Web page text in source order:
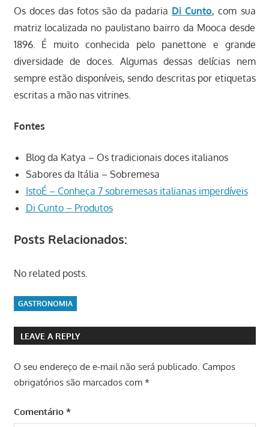
Os doces das fotos são da padaria Di Cunto, com sua
matriz localizada no paulistano bairro da Mooca desde
1896. É muito conhecida pelo panettone e grande
diversidade de doces. Algumas dessas delícias nem
sempre estão disponíveis, sendo descritas por etiquetas
escritas a mão nas vitrines.
Fontes
Blog da Katya – Os tradicionais doces italianos
Sabores da Itália – Sobremesa
IstoÉ – Conheça 7 sobremesas italianas imperdíveis
Di Cunto – Produtos
Posts Relacionados:
No related posts.
GASTRONOMIA
LEAVE A REPLY
O seu endereço de e-mail não será publicado. Campos
obrigatórios são marcados com *
Comentário *